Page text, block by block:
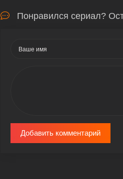
Понравился сериал?
Добавить комментарий